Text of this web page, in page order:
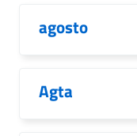
agosto
Agta